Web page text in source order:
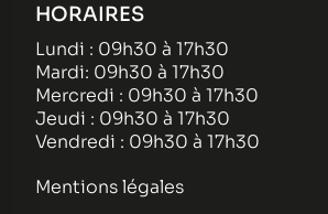
HORAIRES
Lundi : 09h30 à 17h30
Mardi: 09h30 à 17h30
Mercredi : 09h30 à 17h30
Jeudi : 09h30 à 17h30
Vendredi : 09h30 à 17h30
Mentions légales